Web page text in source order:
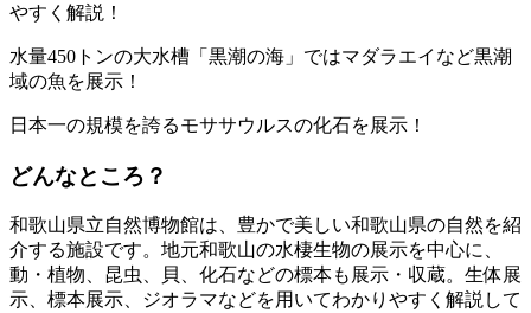
やすく解説！
水量450トンの大水槽「黒潮の海」ではマダラエイなど黒潮
域の魚を展示！
日本一の規模を誇るモササウルスの化石を展示！
どんなところ？
和歌山県立自然博物館は、豊かで美しい和歌山県の自然を紹
介する施設です。地元和歌山の水棲生物の展示を中心に、
動・植物、昆虫、貝、化石などの標本も展示・収蔵。生体展
示、標本展示、ジオラマなどを用いてわかりやすく解説して